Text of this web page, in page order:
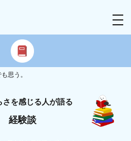
思う。
さを感じる人が語る
経験談